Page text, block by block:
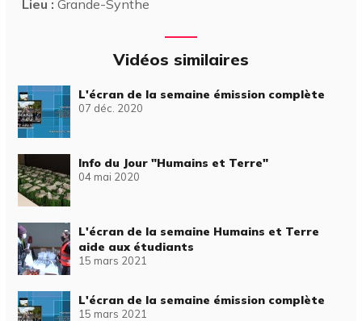
Lieu : Grande-Synthe
Vidéos similaires
L'écran de la semaine émission complète
07 déc. 2020
Info du Jour "Humains et Terre"
04 mai 2020
L'écran de la semaine Humains et Terre
aide aux étudiants
15 mars 2021
L'écran de la semaine émission complète
15 mars 2021